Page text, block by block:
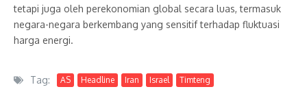
tetapi juga oleh perekonomian global secara luas, termasuk
negara-negara berkembang yang sensitif terhadap fluktuasi
harga energi.
Tag: AS Headline Iran Israel Timteng